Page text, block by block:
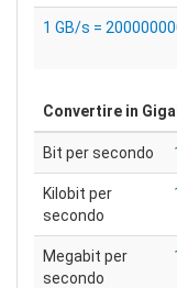
1 GB/s =
Convertire in
Bit per secondo
Kilobit per
secondo
Megabit per
secondo